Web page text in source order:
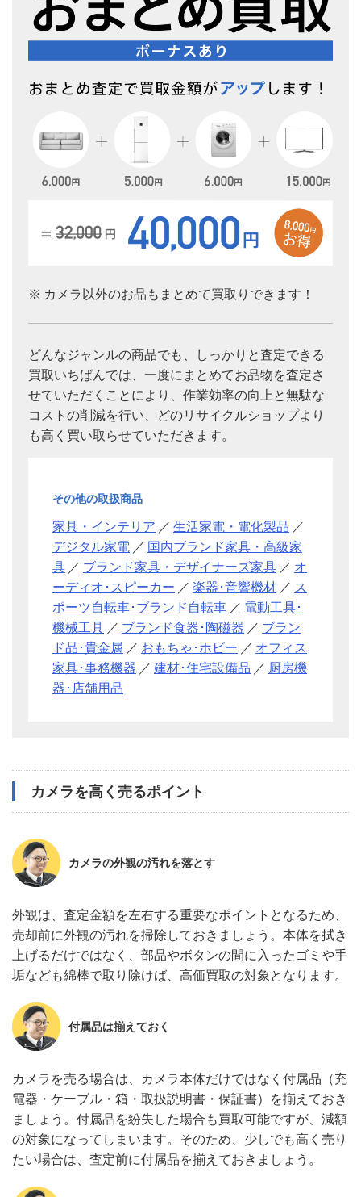
※ カメラ以外のお品もまとめて買取りできます！
どんなジャンルの商品でも、しっかりと査定できる
買取いちばんでは、一度にまとめてお品物を査定さ
せていただくことにより、作業効率の向上と無駄な
コストの削減を行い、どのリサイクルショップより
も高く買い取らせていただきます。
その他の取扱商品
家具・インテリア ／ 生活家電・電化製品 ／
デジタル家電 ／ 国内ブランド家具・高級家
具 ／ ブランド家具・デザイナーズ家具 ／ オ
ーディオ･スピーカー ／ 楽器･音響機材 ／ ス
ポーツ自転車･ブランド自転車 ／ 電動工具･
機械工具 ／ ブランド食器･陶磁器 ／ ブラン
ド品･貴金属 ／ おもちゃ･ホビー ／ オフィス
家具･事務機器 ／ 建材･住宅設備品 ／ 厨房機
器･店舗用品
カメラを高く売るポイント
カメラの外観の汚れを落とす
外観は、査定金額を左右する重要なポイントとなるため、
売却前に外観の汚れを掃除しておきましょう。本体を拭き
上げるだけではなく、部品やボタンの間に入ったゴミや手
垢なども綿棒で取り除けば、高価買取の対象となります。
付属品は揃えておく
カメラを売る場合は、カメラ本体だけではなく付属品（充
電器・ケーブル・箱・取扱説明書・保証書）を揃えておき
ましょう。付属品を紛失した場合も買取可能ですが、減額
の対象になってしまいます。そのため、少しでも高く売り
たい場合は、査定前に付属品を揃えておきましょう。